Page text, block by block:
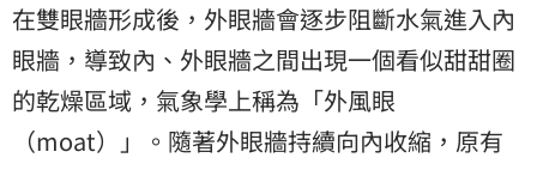
在雙眼牆形成後，外眼牆會逐步阻斷水氣進入內
眼牆，導致內、外眼牆之間出現一個看似甜甜圈
的乾燥區域，氣象學上稱為「外風眼
（moat）」。隨著外眼牆持續向內收縮，原有